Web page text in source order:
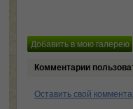
Комментарии
Оставить свой